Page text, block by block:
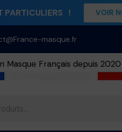
PARTICULIERS ! VOIR
masque.fr
Masque Français depuis 2020